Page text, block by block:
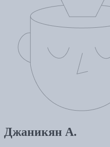
Джаникян А.